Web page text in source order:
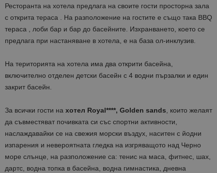
Ресторанта на хотела предлага на своите гости просторна зала
с открита тераса . На разположение на гостите е също така BBQ
тераса , лоби бар и бар до басейните. Изхранването, което се
предлага при настаняване в хотела, е на база ол-инклузив.
На територията на хотела има два открити басейна,
включително отделен детски басейн с 4 водни пързалки и един
закрит басейн.
За всички гости на хотел Royal****, Golden sands, които желаят
да съвместяват почивката си със спортни активности,
наслаждавайки се на свежия морски въздух, наситен с йодни
изпарения и невероятната гледка на изгряващото над Черно
море слънце, на разположение са: тенис на маса, фитнес, шах,
дартс, водна топка в басейна, водна гимнастика, дневна